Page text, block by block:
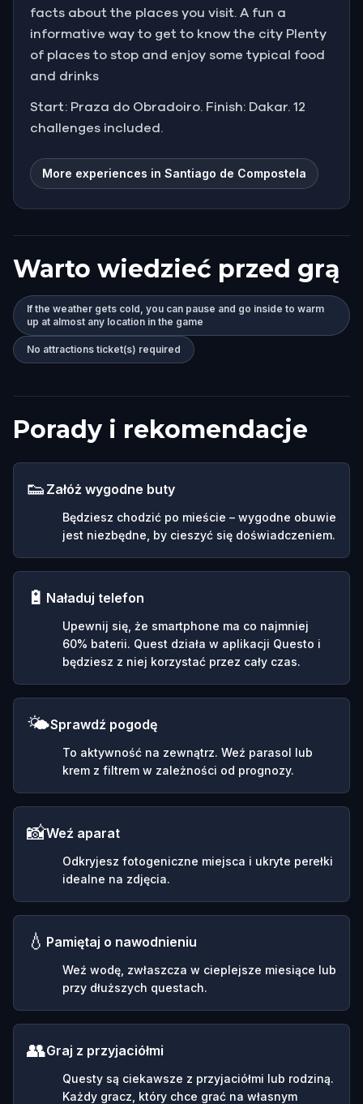
facts about the places you visit. A fun a
informative way to get to know the city Plenty
of places to stop and enjoy some typical food
and drinks
Start: Praza do Obradoiro. Finish: Dakar. 12
challenges included.
More experiences in Santiago de Compostela
Warto wiedzieć przed grą
If the weather gets cold, you can pause and go inside to warm
up at almost any location in the game
No attractions ticket(s) required
Porady i rekomendacje
👟 Załóż wygodne buty
Będziesz chodzić po mieście – wygodne obuwie
jest niezbędne, by cieszyć się doświadczeniem.
🔋 Naładuj telefon
Upewnij się, że smartphone ma co najmniej
60% baterii. Quest działa w aplikacji Questo i
będziesz z niej korzystać przez cały czas.
🌤️Sprawdź pogodę
To aktywność na zewnątrz. Weź parasol lub
krem z filtrem w zależności od prognozy.
📸Weź aparat
Odkryjesz fotogeniczne miejsca i ukryte perełki
idealne na zdjęcia.
💧 Pamiętaj o nawodnieniu
Weź wodę, zwłaszcza w cieplejsze miesiące lub
przy dłuższych questach.
👥Graj z przyjaciółmi
Questy są ciekawsze z przyjaciółmi lub rodziną.
Każdy gracz, który chce grać na własnym